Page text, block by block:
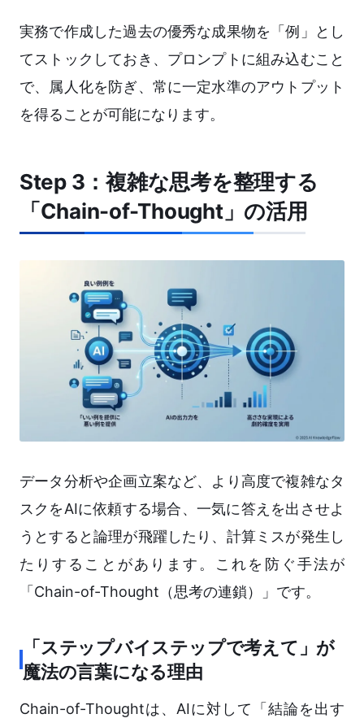
実務で作成した過去の優秀な成果物を「例」とし
てストックしておき、プロンプトに組み込むこと
で、属人化を防ぎ、常に一定水準のアウトプット
を得ることが可能になります。
Step 3：複雑な思考を整理する
「Chain-of-Thought」の活用
データ分析や企画立案など、より高度で複雑なタ
スクをAIに依頼する場合、一気に答えを出させよ
うとすると論理が飛躍したり、計算ミスが発生し
たりすることがあります。これを防ぐ手法が
「Chain-of-Thought（思考の連鎖）」です。
「ステップバイステップで考えて」が
魔法の言葉になる理由
Chain-of-Thoughtは、AIに対して「結論を出す